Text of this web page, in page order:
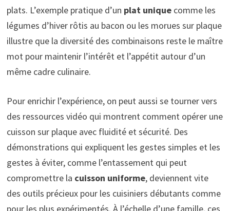
plats. L’exemple pratique d’un plat uniquecomme les
légumes d’hiver rôtis au bacon ou les morues sur plaque
illustre que la diversité des combinaisons reste le maître
mot pour maintenir l’intérêt et l’appétit autour d’un
même cadre culinaire.
Pour enrichir l’expérience, on peut aussi se tourner vers
des ressources vidéo qui montrent comment opérer une
cuisson sur plaque avec fluidité et sécurité. Des
démonstrations qui expliquent les gestes simples et les
gestes à éviter, comme l’entassement qui peut
compromettre la cuisson uniforme, deviennent vite
des outils précieux pour les cuisiniers débutants comme